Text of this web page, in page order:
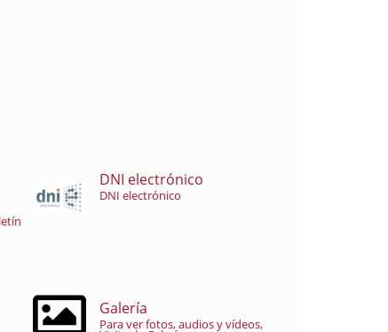
DNI electrónico
DNI electrónico
Galería
Para ver fotos, audios y vídeos,